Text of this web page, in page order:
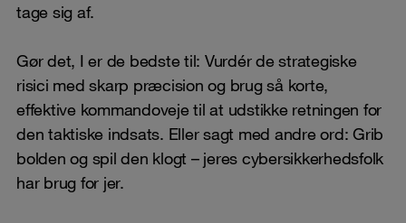
tage sig af.
Gør det, I er de bedste til: Vurdér de strategiske
risici med skarp præcision og brug så korte,
effektive kommandoveje til at udstikke retningen for
den taktiske indsats. Eller sagt med andre ord: Grib
bolden og spil den klogt – jeres cybersikkerhedsfolk
har brug for jer.